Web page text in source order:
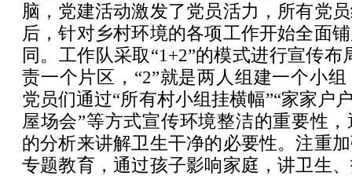
脑，党建活动激发了党员活力，所有党
后，针对乡村环境的各项工作开始全面
同。工作队采取“1+2”的模式进行宣传布
责一个片区，“2”就是两人组建一个小
党员们通过“所有村小组挂横幅”“家家户
屋场会”等方式宣传环境整洁的重要性
的分析来讲解卫生干净的必要性。注重
专题教育，通过孩子影响家庭，讲卫生